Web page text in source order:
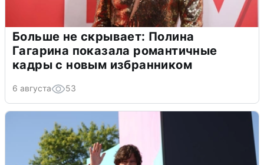
Больше не скрывает: Полина
Гагарина показала романтичные
кадры с новым избранником
6 августа 53